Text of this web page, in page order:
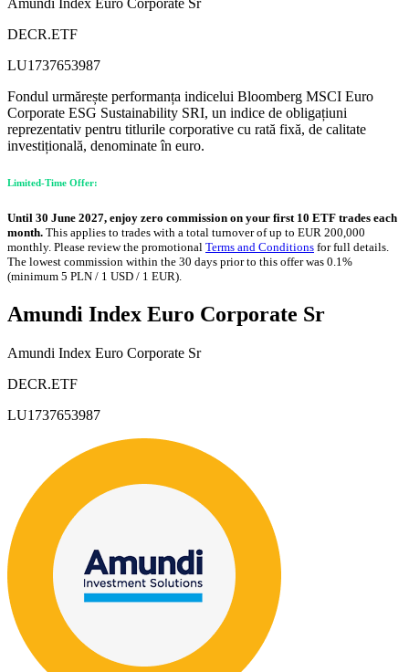
Amundi Index Euro Corporate Sr
DECR.ETF
LU1737653987
Fondul urmărește performanța indicelui Bloomberg MSCI Euro
Corporate ESG Sustainability SRI, un indice de obligațiuni
reprezentativ pentru titlurile corporative cu rată fixă, de calitate
investițională, denominate în euro.
Limited-Time Offer:
Until 30 June 2027, enjoy zero commission on your first 10 ETF trades each
month. This applies to trades with a total turnover of up to EUR 200,000
monthly. Please review the promotional Terms and Conditions for full details.
The lowest commission within the 30 days prior to this offer was 0.1%
(minimum 5 PLN / 1 USD / 1 EUR).
Amundi Index Euro Corporate Sr
Amundi Index Euro Corporate Sr
DECR.ETF
LU1737653987